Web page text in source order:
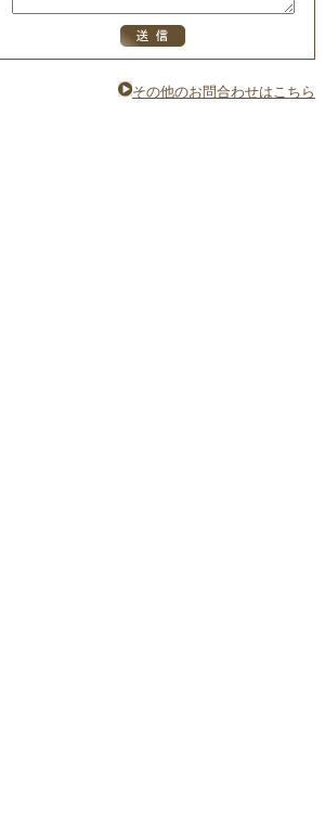
その他のお問合わせはこちら